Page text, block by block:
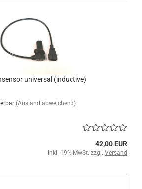
universal (inductive)
(Ausland abweichend)
42,00 EUR
inkl. 19% MwSt. zzgl. Versand